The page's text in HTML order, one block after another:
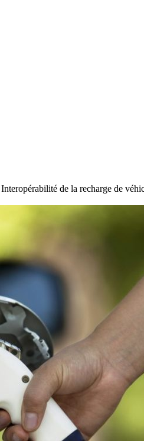
Interopérabilité de la recharge de